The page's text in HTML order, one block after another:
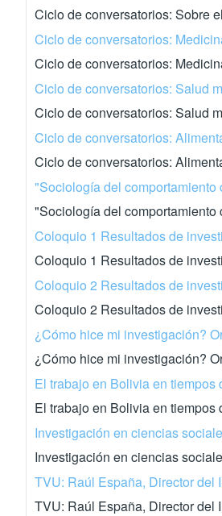
Ciclo de conversatorios: Sobre
Ciclo de conversatorios:
Ciclo de conversatorios:
Ciclo de conversatorios: Salud
Ciclo de conversatorios: Salud
Ciclo de conversatorios:
Ciclo de conversatorios:
"Sociología del
"Sociología del
Coloquio 1 Resultados de
Coloquio 1 Resultados de
Coloquio 2 Resultados de
Coloquio 2 Resultados de
¿Cómo hice mi investigación?
¿Cómo hice mi investigación?
El trabajo en Bolivia en tiempos
El trabajo en Bolivia en
Investigación en ciencias
Investigación en ciencias
TVU: Raúl España, Director del
TVU: Raúl España, Director del